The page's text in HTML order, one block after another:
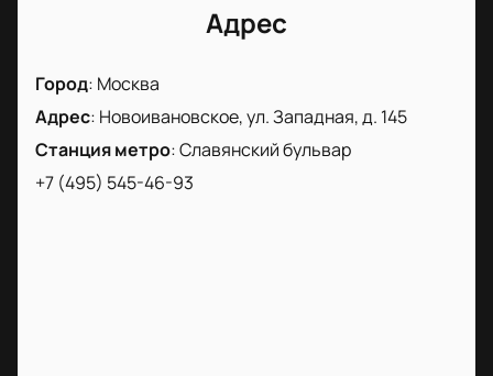
Адрес
Город: Москва
Адрес: Новоивановское, ул. Западная, д. 145
Станция метро:Славянский бульвар
+7 (495) 545-46-93